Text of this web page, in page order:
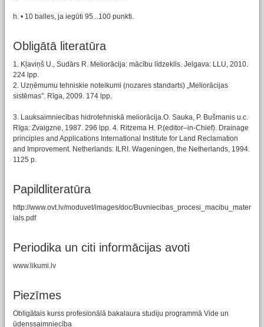
h. • 10 balles, ja iegūti 95...100 punkti.
Obligātā literatūra
1. Kļaviņš U., Sudārs R. Meliorācija: mācību līdzeklis. Jelgava: LLU, 2010.
224 lpp.
2. Uzņēmumu tehniskie noteikumi (nozares standarts) „Meliorācijas
sistēmas”. Rīga, 2009. 174 lpp.
3. Lauksaimniecības hidrotehniskā meliorācija.O. Sauka, P. Bušmanis u.c.
Rīga: Zvaigzne, 1987. 296 lpp. 4. Ritzema H. P.(editor–in-Chief). Drainage
principles and Applications International Institute for Land Reclamation
and Improvement. Netherlands: ILRI. Wageningen, the Netherlands, 1994.
1125 p.
Papildliteratūra
http://www.ovt.lv/moduvet/images/doc/Buvniecibas_procesi_macibu_mater
ials.pdf
Periodika un citi informācijas avoti
www.likumi.lv
Piezīmes
Obligātais kurss profesionālā bakalaura studiju programmā Vide un
ūdenssaimniecība